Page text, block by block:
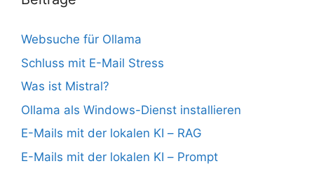
Websuche für Ollama
Schluss mit E-Mail Stress
Was ist Mistral?
Ollama als Windows-Dienst installieren
E-Mails mit der lokalen KI – RAG
E-Mails mit der lokalen KI – Prompt